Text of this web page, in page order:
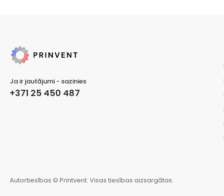
Ja ir jautājumi - sazinies
+371 25 450 487
Autortiesības © Printvent. Visas tiesības aizsargātas.